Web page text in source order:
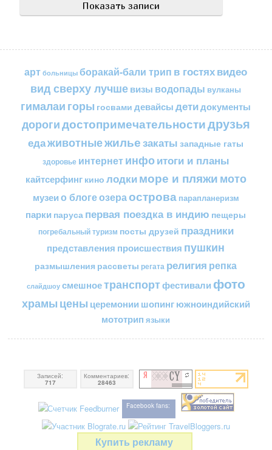
арт больницы боракай-бали трип в гостяхвидео
вид сверху лучшевизы водопады вулканы
гималаи горы госвами девайсы детидокументы
дорогидостопримечательностидрузья
едаживотныежильезакаты западные гаты
здоровье интернетинфоитоги и планы
кайтсерфинг кино лодкиморе и пляжимото
музеи о блогеозераострова парапланеризм
парки паруса первая поездка в индию пещеры
погребальный туризм посты друзей праздники
представления происшествия пушкин
размышления рассветы регата религия репка
слайдшоу смешноетранспортфестивали фото
храмы цены церемонии шопингюжноиндийский
мототрип языки
Записей:
717
Комментариев:
28463
Facebook fans:
Купить рекламу